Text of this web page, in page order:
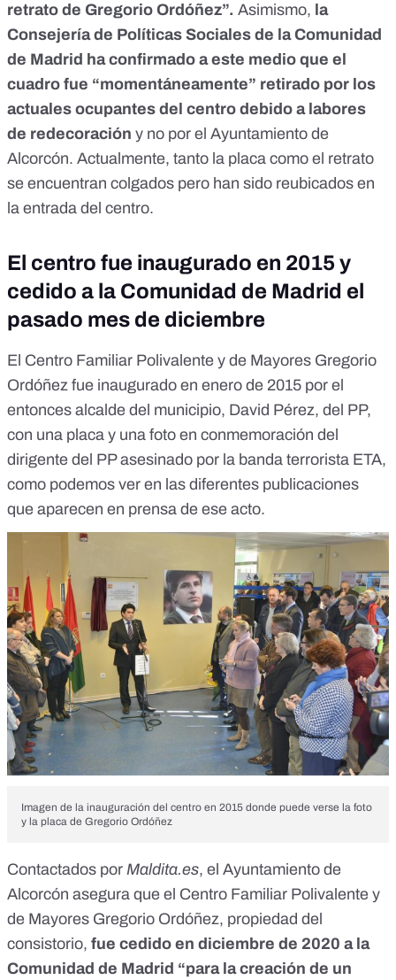
retrato de Gregorio Ordóñez”. Asimismo, la
Consejería de Políticas Sociales de la Comunidad
de Madrid ha confirmado a este medio que el
cuadro fue “momentáneamente” retirado por los
actuales ocupantes del centro debido a labores
de redecoración y no por el Ayuntamiento de
Alcorcón. Actualmente, tanto la placa como el retrato
se encuentran colgados pero han sido reubicados en
la entrada del centro.
El centro fue inaugurado en 2015 y
cedido a la Comunidad de Madrid el
pasado mes de diciembre
El Centro Familiar Polivalente y de Mayores Gregorio
Ordóñez fue inaugurado en enero de 2015 por el
entonces alcalde del municipio, David Pérez, del PP,
con una placa y una foto en conmemoración del
dirigente del PP asesinado por la banda terrorista ETA,
como podemos ver en las diferentes publicaciones
que aparecen en prensa de ese acto.
Imagen de la inauguración del centro en 2015 donde puede verse la foto
y la placa de Gregorio Ordóñez
Contactados por Maldita.es, el Ayuntamiento de
Alcorcón asegura que el Centro Familiar Polivalente y
de Mayores Gregorio Ordóñez, propiedad del
consistorio, fue cedido en diciembre de 2020 a la
Comunidad de Madrid “para la creación de un